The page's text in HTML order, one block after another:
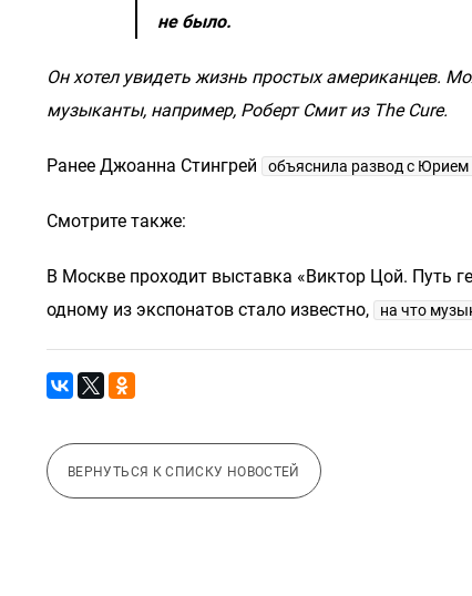
не было.
Он хотел увидеть жизнь простых американцев.
музыканты, например, Роберт Смит из The Cure.
Ранее Джоанна Стингрей объяснила развод с
Смотрите также:
В Москве проходит выставка «Виктор Цой. Путь
одному из экспонатов стало известно,
на что
ВЕРНУТЬСЯ К СПИСКУ НОВОСТЕЙ